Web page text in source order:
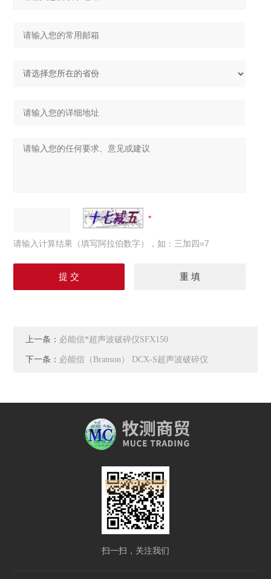
请输入计算结果（填写阿拉伯数字），如：三加四=7
上一条： 必能信*超声波破碎仪SFX150
下一条： 必能信（Branson） DCX-S超声波破碎仪
扫一扫，关注我们